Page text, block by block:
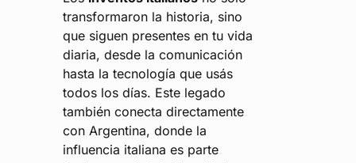
transformaron la historia, sino
que siguen presentes en tu vida
diaria, desde la comunicación
hasta la tecnología que usás
todos los días. Este legado
también conecta directamente
con Argentina, donde la
influencia italiana es parte